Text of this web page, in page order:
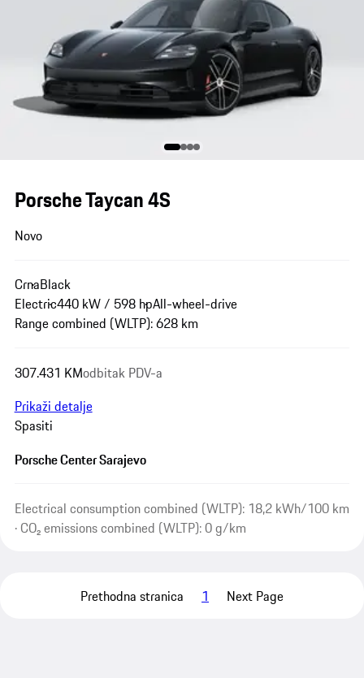
Porsche Taycan 4S
Novo
CrnaBlack
Electric440 kW / 598 hpAll-wheel-drive
Range combined (WLTP): 628 km
307.431 KModbitak PDV-a
Prikaži detalje
Spasiti
Porsche Center Sarajevo
Electrical consumption combined (WLTP): 18,2 kWh/100 km
· CO₂ emissions combined (WLTP): 0 g/km
Prethodna stranica 1 Next Page